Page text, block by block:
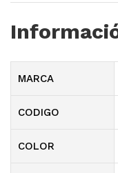
MARCA
CODIGO
COLOR